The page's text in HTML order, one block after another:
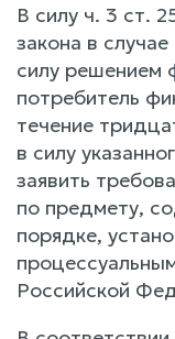
В силу ч. 3 ст.
закона в
силу решением
потребитель
течение
в силу
заявить
по предмету,
порядке,
Российской